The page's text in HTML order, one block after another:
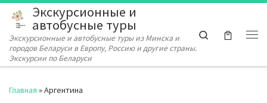
Перейти к содержимому
Экскурсионные и
автобусные туры
Экскурсионные и автобусные туры из Минска и
городов Беларуси в Европу, Россию и другие страны.
Экскурсии по Беларуси
Search
Главная »Аргентина